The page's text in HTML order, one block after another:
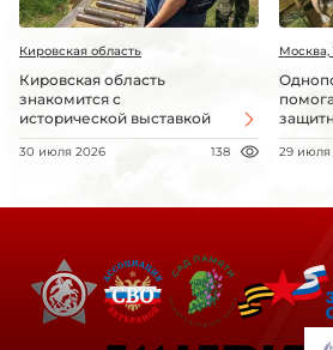
Кировская область
Кировская область
знакомится с
исторической выставкой
30 июля 2026 138
Москва,
29 июля